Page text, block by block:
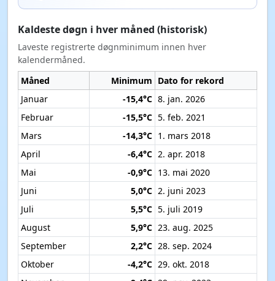
Kaldeste døgn i hver måned (historisk)
Laveste registrerte døgnminimum innen hver
kalendermåned.
Måned
Minimum Dato for rekord
Januar
-15,4°C 8. jan. 2026
Februar
-15,5°C 5. feb. 2021
Mars
-14,3°C 1. mars 2018
April
-6,4°C 2. apr. 2018
Mai
-0,9°C 13. mai 2020
Juni
5,0°C 2. juni 2023
Juli
5,5°C 5. juli 2019
August
5,9°C 23. aug. 2025
September
2,2°C 28. sep. 2024
Oktober
-4,2°C 29. okt. 2018